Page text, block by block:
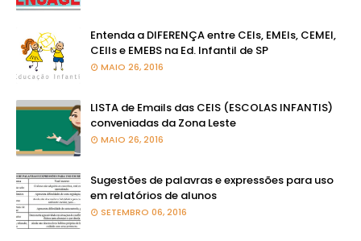
Entenda a DIFERENÇA entre CEIs, EMEIs, CEMEI,
CEIIs e EMEBS na Ed. Infantil de SP
MAIO 26, 2016
LISTA de Emails das CEIS (ESCOLAS INFANTIS)
conveniadas da Zona Leste
MAIO 26, 2016
Sugestões de palavras e expressões para uso
em relatórios de alunos
SETEMBRO 06, 2016